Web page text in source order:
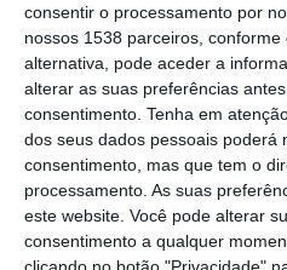
consentir o processamento por
nossos 1538 parceiros, conforme
alternativa, pode aceder a
alterar as suas preferências
consentimento. Tenha em
dos seus dados pessoais poderá
consentimento, mas que tem o
processamento. As suas
este website. Você pode alterar
consentimento a qualquer
clicando no botão "Privacidade"
Europeia (CE) a instar
com os descontos no
O governante, que
inauguração das
Porto, disse que “há
Portugal está em
tem vindo a ajustar-se.